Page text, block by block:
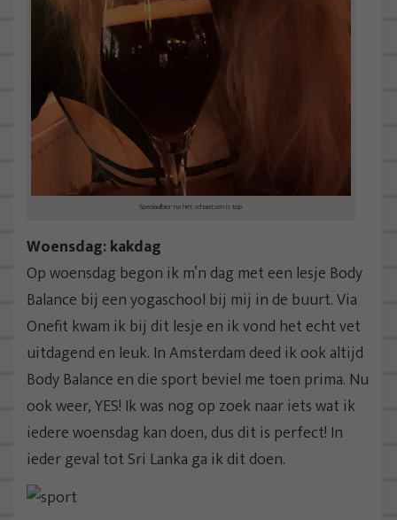
Speciaalbier na het schaatsen is top
Woensdag: kakdag
Op woensdag begon ik m’n dag met een lesje Body
Balance bij een yogaschool bij mij in de buurt. Via
Onefit kwam ik bij dit lesje en ik vond het echt vet
uitdagend en leuk. In Amsterdam deed ik ook altijd
Body Balance en die sport beviel me toen prima. Nu
ook weer, YES! Ik was nog op zoek naar iets wat ik
iedere woensdag kan doen, dus dit is perfect! In
ieder geval tot Sri Lanka ga ik dit doen.